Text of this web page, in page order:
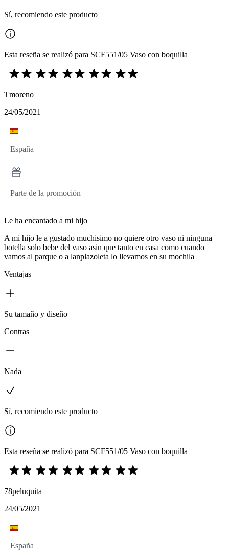
Sí, recomiendo este producto
Esta reseña se realizó para SCF551/05 Vaso con boquilla
Tmoreno
24/05/2021
España
Parte de la promoción
Le ha encantado a mi hijo
A mi hijo le a gustado muchisimo no quiere otro vaso ni ninguna
botella solo bebe del vaso asin que tanto en casa como cuando
vamos al parque o a lanplazoleta lo llevamos en su mochila
Ventajas
Su tamaño y diseño
Contras
Nada
Sí, recomiendo este producto
Esta reseña se realizó para SCF551/05 Vaso con boquilla
78peluquita
24/05/2021
España